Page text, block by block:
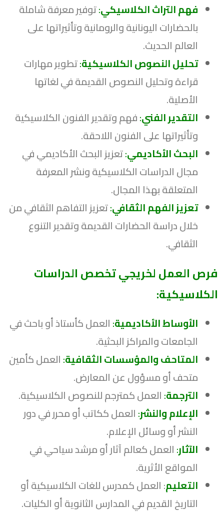
فهم التراث الكلاسيكي:توفير معرفة شاملة
بالحضارات اليونانية والرومانية وتأثيراتها على
العالم الحديث.
تحليل النصوص الكلاسيكية:تطوير مهارات
قراءة وتحليل النصوص القديمة في لغاتها
الأصلية.
التقدير الفني:فهم وتقدير الفنون الكلاسيكية
وتأثيراتها على الفنون اللاحقة.
البحث الأكاديمي:تعزيز البحث الأكاديمي في
مجال الدراسات الكلاسيكية ونشر المعرفة
المتعلقة بهذا المجال.
تعزيز الفهم الثقافي:تعزيز التفاهم الثقافي من
خلال دراسة الحضارات القديمة وتقدير التنوع
الثقافي.
فرص العمل لخريجي تخصص الدراسات
الكلاسيكية:
الأوساط الأكاديمية:العمل كأستاذ أو باحث في
الجامعات والمراكز البحثية.
المتاحف والمؤسسات الثقافية:العمل كأمين
متحف أو مسؤول عن المعارض.
الترجمة:العمل كمترجم للنصوص الكلاسيكية.
الإعلام والنشر:العمل ككاتب أو محرر في دور
النشر أو وسائل الإعلام.
الآثار:العمل كعالم آثار أو مرشد سياحي في
المواقع الأثرية.
التعليم: العمل كمدرس للغات الكلاسيكية أو
التاريخ القديم في المدارس الثانوية أو الكليات.